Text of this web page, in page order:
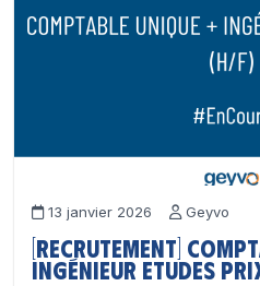
13 janvier 2026 Geyvo
[Recrutement]
Ingénieur Etudes